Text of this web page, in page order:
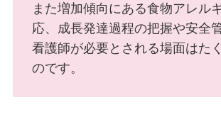
また増加傾向にある食物アレル
応、成長発達過程の把握や安全
看護師が必要とされる場面はた
のです。